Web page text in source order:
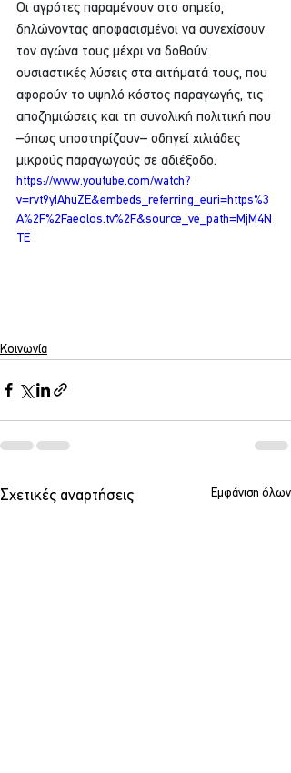
Οι αγρότες παραμένουν στο σημείο,
δηλώνοντας αποφασισμένοι να συνεχίσουν
τον αγώνα τους μέχρι να δοθούν
ουσιαστικές λύσεις στα αιτήματά τους, που
αφορούν το υψηλό κόστος παραγωγής, τις
αποζημιώσεις και τη συνολική πολιτική που
–όπως υποστηρίζουν– οδηγεί χιλιάδες
μικρούς παραγωγούς σε αδιέξοδο.
https://www.youtube.com/watch?
v=rvt9yIAhuZE&embeds_referring_euri=https%3
A%2F%2Faeolos.tv%2F&source_ve_path=MjM4N
TE
Κοινωνία
Σχετικές αναρτήσεις Εμφάνιση όλων